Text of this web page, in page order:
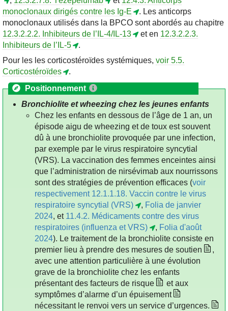
monoclonaux dirigés contre les Ig-E
. Les anticorps
monoclonaux utilisés dans la BPCO sont abordés au chapitre
12.3.2.2.2. Inhibiteurs de l’IL-4/IL-13
et en 12.3.2.2.3.
Inhibiteurs de l’IL-5
.
Pour les les corticostéroïdes systémiques, voir 5.5.
Corticostéroïdes
.
Positionnement
Bronchiolite et wheezing chez les jeunes enfants
Chez les enfants en dessous de l’âge de 1 an, un
épisode aigu de wheezing et de toux est souvent
dû à une bronchiolite provoquée par une infection,
par exemple par le virus respiratoire syncytial
(VRS). La vaccination des femmes enceintes ainsi
que l’administration de nirsévimab aux nourrissons
sont des stratégies de prévention efficaces (voir
respectivement 12.1.1.18. Vaccin contre le virus
respiratoire syncytial (VRS)
, Folia de janvier
2024, et 11.4.2. Médicaments contre des virus
respiratoires (influenza et VRS)
, Folia d'août
2024). Le traitement de la bronchiolite consiste en
premier lieu à prendre des mesures de soutien
,
avec une attention particulière à une évolution
grave de la bronchiolite chez les enfants
présentant des facteurs de risque
et aux
symptômes d’alarme d’un épuisement
nécessitant le renvoi vers un service d’urgences.